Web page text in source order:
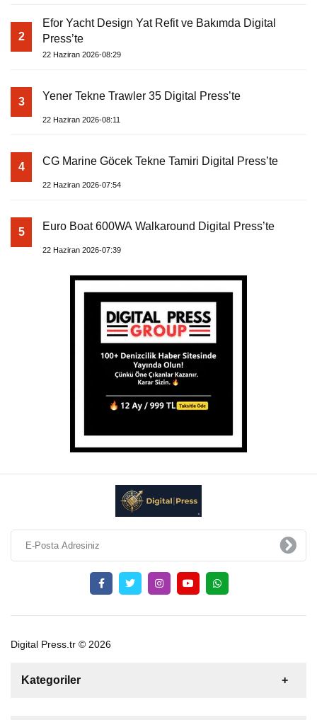
2
Efor Yacht Design Yat Refit ve Bakımda Digital
Press’te
22 Haziran 2026-08:29
3 Yener Tekne Trawler 35 Digital Press’te
22 Haziran 2026-08:11
4 CG Marine Göcek Tekne Tamiri Digital Press’te
22 Haziran 2026-07:54
5 Euro Boat 600WA Walkaround Digital Press’te
22 Haziran 2026-07:39
Digital Press.tr © 2026
Kategoriler